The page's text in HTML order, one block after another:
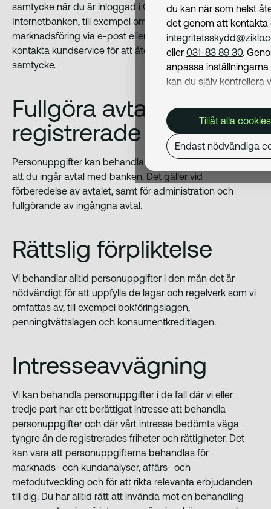
samtycke när du är inloggad i CarPay eller
Internetbanken, till exempel om du inte vill ha
marknadsföring via e-post eller SMS. Alternativt kan du
kontakta kundservice för att återkalla ett lämnat
samtycke.
Fullgöra avtal med den
registrerade
Personuppgifter kan behandlas av oss i samband med
att du ingår avtal med banken. Det gäller vid
förberedelse av avtalet, samt för administration och
fullgörande av ingångna avtal.
Rättslig förpliktelse
Vi behandlar alltid personuppgifter i den mån det är
nödvändigt för att uppfylla de lagar och regelverk som vi
omfattas av, till exempel bokföringslagen,
penningtvättslagen och konsumentkreditlagen.
Intresseavvägning
Vi kan behandla personuppgifter i de fall där vi eller
tredje part har ett berättigat intresse att behandla
personuppgifter och där vårt intresse bedömts väga
tyngre än de registrerades friheter och rättigheter. Det
kan vara att personuppgifterna behandlas för
marknads- och kundanalyser, affärs- och
metodutveckling och för att rikta relevanta erbjudanden
till dig. Du har alltid rätt att invända mot en behandling
du kan när som helst
det genom att kontakta
eller 031-83 89 30.
anpassa
kan du själv kontrollera
Cookiepolicykan du
om hur vi använder
och hur du kan undvika
Mer om behandling av
personuppgifter hittar
Dataskyddspolicy.
Analys
Tillåt alla cookies
Endast nödvändiga